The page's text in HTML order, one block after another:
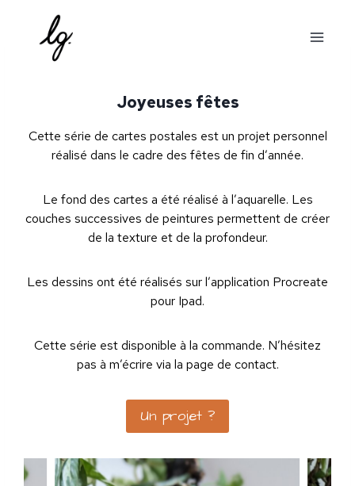
Joyeuses fêtes
Cette série de cartes postales est un projet personnel
réalisé dans le cadre des fêtes de fin d’année.
Le fond des cartes a été réalisé à l’aquarelle. Les
couches successives de peintures permettent de créer
de la texture et de la profondeur.
Les dessins ont été réalisés sur l’application Procreate
pour Ipad.
Cette série est disponible à la commande. N’hésitez
pas à m’écrire via la page de contact.
Un projet ?